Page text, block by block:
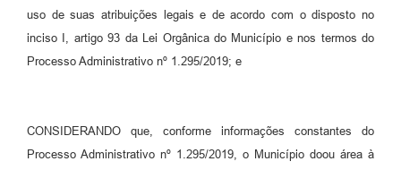
uso de suas atribuições legais e de acordo com o disposto no
inciso I, artigo 93 da Lei Orgânica do Município e nos termos do
Processo Administrativo nº 1.295/2019; e
CONSIDERANDO que, conforme informações constantes do
Processo Administrativo nº 1.295/2019, o Município doou área à